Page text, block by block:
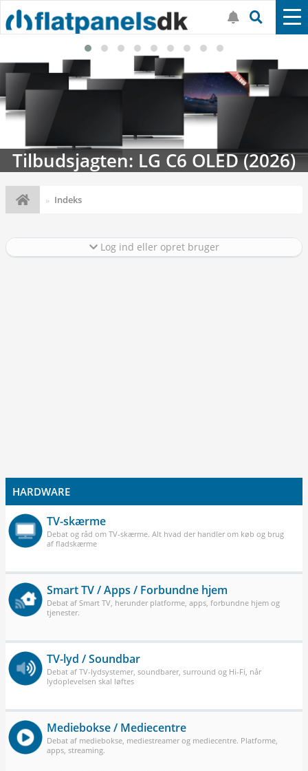
Tilbudsjagten: LG C6 OLED (2026)
Indeks
Log ind eller opret bruger
HARDWARE
TV-skærme
Debat og råd om TV-skærme. Alt hvad der handler om køb og brug
af fladskærme
Smart TV / Apps / Forbundne hjem
Debat af Smart TV, herunder platforme, apps, forbundne hjem og
tjenester.
TV-lyd / Soundbar
Debat af TV-lydsystemer, soundbarer, surround og Hi-Fi, når
lydoplevelsen skal løftes
Mediebokse / Mediecentre
Debat af mediebokse, mediestreamer og mediecentre. Platforme,
apps, streaming.